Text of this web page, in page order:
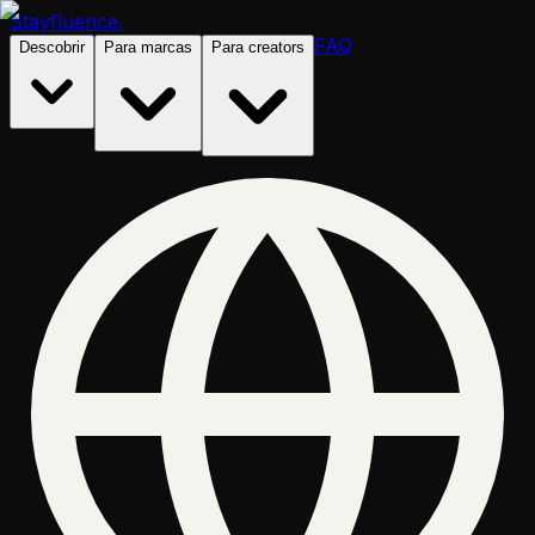
Stayfluence.
Descobrir Para marcas Para creators FAQ